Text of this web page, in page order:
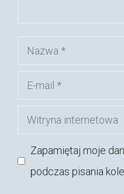
Nazwa
mail
Witryna
internetowa
Zapamiętaj moje
podczas pisania